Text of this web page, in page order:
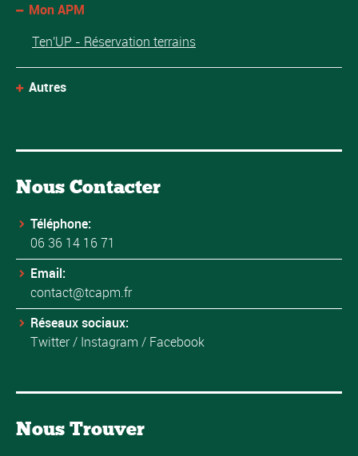
Mon APM
Ten'UP - Réservation terrains
Autres
Nous Contacter
Téléphone:
06 36 14 16 71
Email:
contact@tcapm.fr
Réseaux sociaux:
Twitter/ Instagram / Facebook
Nous Trouver